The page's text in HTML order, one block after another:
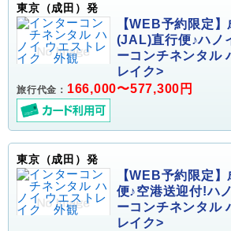
東京（成田）発
【WEB予約限定
(JAL)直行便♪ハノ
ーコンチネンタル
レイク>
旅行代金： 166,000〜577,300円
東京（成田）発
【WEB予約限定
便♪空港送迎付!ハ
ーコンチネンタル
レイク>